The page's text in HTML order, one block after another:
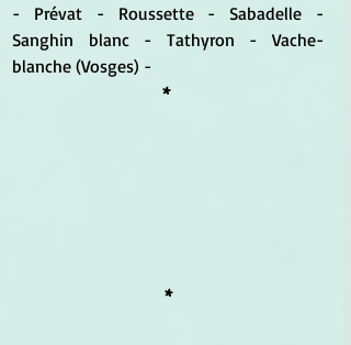
- Prévat - Roussette - Sabadelle -
Sanghin blanc - Tathyron - Vache-
blanche (Vosges) -
*
*